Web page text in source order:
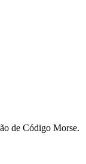
de Código Morse.